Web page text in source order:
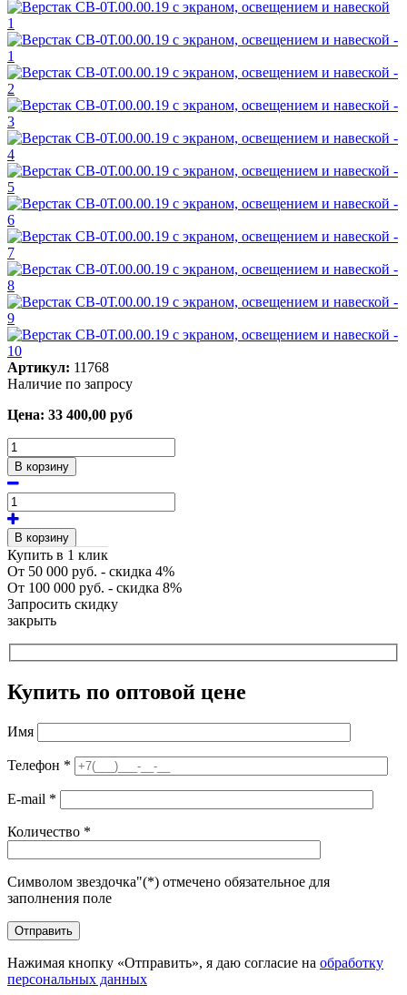
Артикул: 11768
Наличие по запросу
Цена: 33 400,00 руб
В корзину
В корзину
Купить в 1 клик
От 50 000 руб. - скидка 4%
От 100 000 руб. - скидка 8%
Запросить скидку
закрыть
Купить по оптовой цене
Имя
Телефон *
E-mail *
Количество *
Символом звездочка"(*) отмечено обязательное для
заполнения поле
Нажимая кнопку «Отправить», я даю согласие на обработку
персональных данных